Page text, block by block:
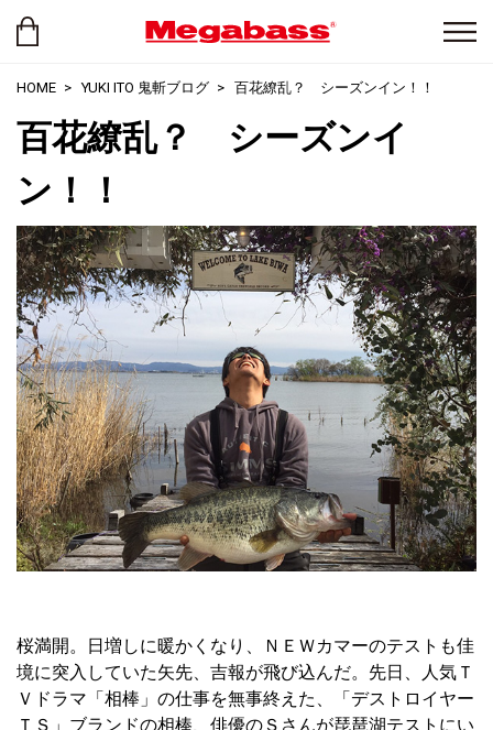
HOME YUKI ITO 鬼斬ブログ 百花繚乱？ シーズンイン！！
百花繚乱？ シーズンイ
ン！！
桜満開。日増しに暖かくなり、ＮＥＷカマーのテストも佳
境に突入していた矢先、吉報が飛び込んだ。先日、人気Ｔ
Ｖドラマ「相棒」の仕事を無事終えた、「デストロイヤー
ＴＳ」ブランドの相棒、俳優のＳさんが琵琶湖テストにい